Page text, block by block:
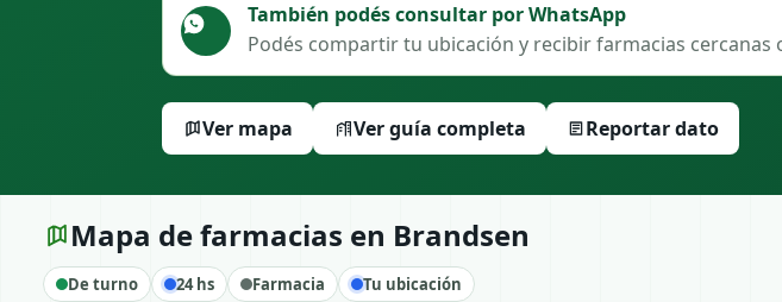
También podés consultar por WhatsApp
Podés compartir tu ubicación y recibir farmacias cercanas
Ver mapa Ver guía completa Reportar dato
Mapa de farmacias en Brandsen
De turno 24 hs Farmacia Tu ubicación